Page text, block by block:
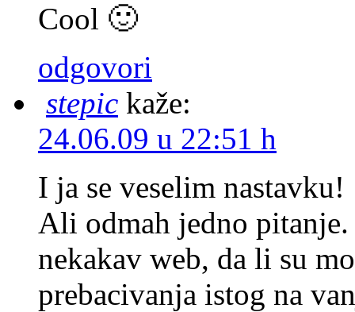
Cool 🙂
odgovori
stepic kaže:
24.06.09 u 22:51 h
I ja se veselim nastavku!
Ali odmah jedno
nekakav web, da li su
prebacivanja istog na